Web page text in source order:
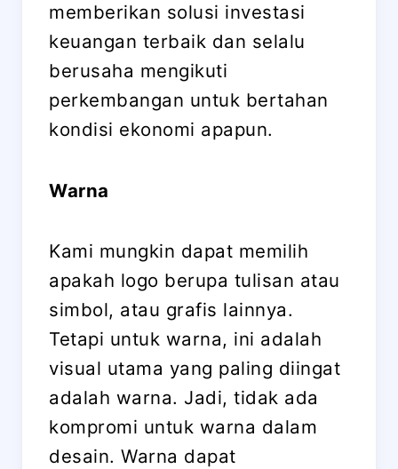
memberikan solusi investasi
keuangan terbaik dan selalu
berusaha mengikuti
perkembangan untuk bertahan
kondisi ekonomi apapun.
Warna
Kami mungkin dapat memilih
apakah logo berupa tulisan atau
simbol, atau grafis lainnya.
Tetapi untuk warna, ini adalah
visual utama yang paling diingat
adalah warna. Jadi, tidak ada
kompromi untuk warna dalam
desain. Warna dapat